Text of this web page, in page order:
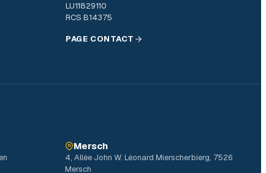
LU11829110
RCS B14375
PAGE CONTACT
Mersch
4, Allée John W. Léonard Mierscherbierg, 7526
Mersch